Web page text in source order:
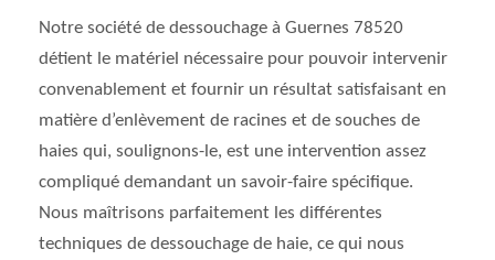
Notre société de dessouchage à Guernes 78520
détient le matériel nécessaire pour pouvoir intervenir
convenablement et fournir un résultat satisfaisant en
matière d’enlèvement de racines et de souches de
haies qui, soulignons-le, est une intervention assez
compliqué demandant un savoir-faire spécifique.
Nous maîtrisons parfaitement les différentes
techniques de dessouchage de haie, ce qui nous